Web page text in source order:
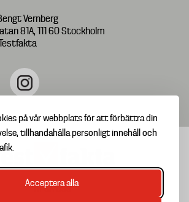
på vår webbplats för att förbättra din
tillhandahålla personligt innehåll och
Acceptera alla
Vernberg
81A, 111 60 Stockholm
TIPSA OSS